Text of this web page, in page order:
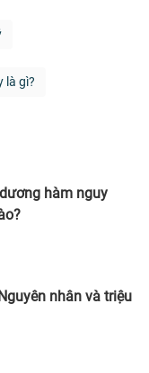
là gì?
hàm nguy
nhân và triệu